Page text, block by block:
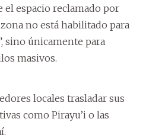
el espacio reclamado por
no está habilitado para
sino únicamente para
masivos.
locales trasladar sus
como Pirayu’i o las